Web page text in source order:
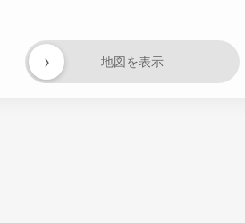
地図を表示
›